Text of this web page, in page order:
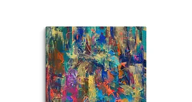
dal certificato di autenticità, i quadri e le
grafiche arredano case, uffici e luoghi
in tutto il mondo. Scopri tante idee di
pregio per arredare al meglio casa e
valorizzare la tua personalità in modo